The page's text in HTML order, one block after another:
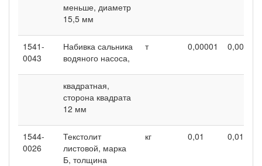
меньше, диаметр
15,5 мм
1541-
0043
Набивка сальника
водяного насоса,
т 0,00001 0,00001
квадратная,
сторона квадрата
12 мм
1544-
0026
Текстолит
листовой, марка
Б, толщина
кг 0,01 0,01